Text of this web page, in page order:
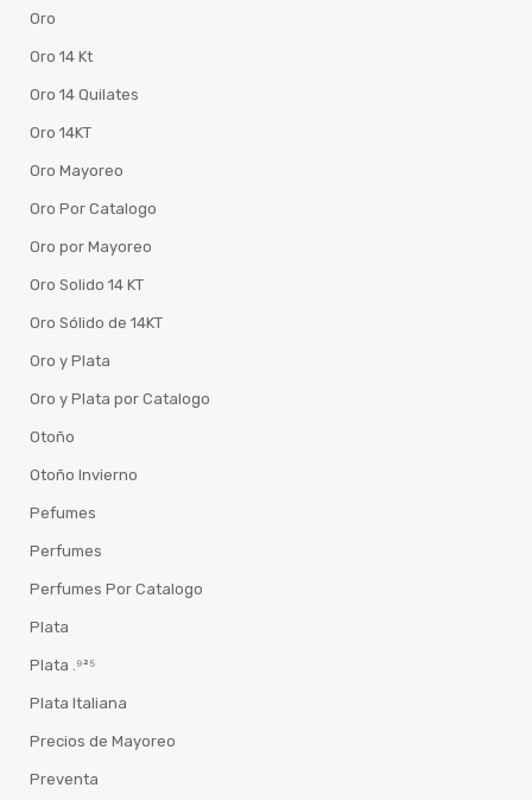
Oro
Oro 14 Kt
Oro 14 Quilates
Oro 14KT
Oro Mayoreo
Oro Por Catalogo
Oro por Mayoreo
Oro Solido 14 KT
Oro Sólido de 14KT
Oro y Plata
Oro y Plata por Catalogo
Otoño
Otoño Invierno
Pefumes
Perfumes
Perfumes Por Catalogo
Plata
Plata .⁹²⁵
Plata Italiana
Precios de Mayoreo
Preventa